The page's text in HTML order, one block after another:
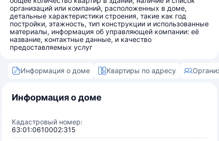
организаций или компаний, расположенных в доме,
детальные характеристики строения, такие как год
постройки, этажность, тип конструкции и использованные
материалы, информация об управляющей компании: её
название, контактные данные, и качество
предоставляемых услуг
Информация о доме Квартиры по адресу
Информация о доме
Кадастровый номер:
63:01:0610002:315